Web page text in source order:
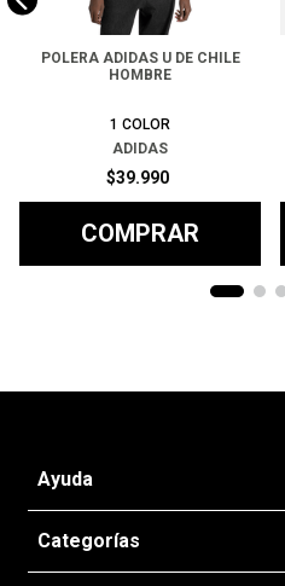
POLERA ADIDAS U DE CHILE
HOMBRE
1 COLOR
ADIDAS
$39.990
COMPRAR
Ayuda
Preguntas frecuentes
T&C - Políticas de Envío
Categorías